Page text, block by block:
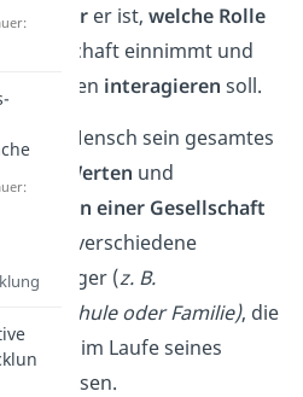
werer ist, welche Rolle
Gesellschaft einnimmt und
anderen interagieren soll.
der Mensch sein gesamtes
Werten und
einer Gesellschaft
Es gibt verschiedene
(z. B.
Schule oder Familie), die
im Laufe seines